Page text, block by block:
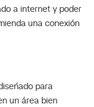
a internet y poder
una conexión
para
un área bien